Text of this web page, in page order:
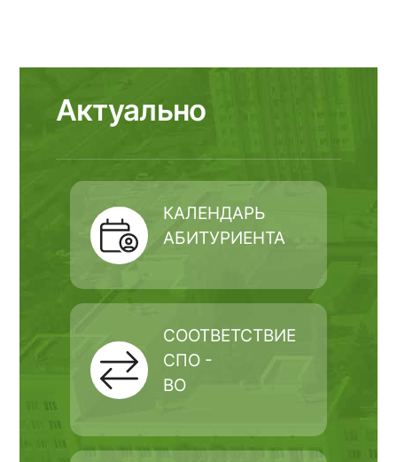
Актуально
КАЛЕНДАРЬ
АБИТУРИЕНТА
СООТВЕТСТВИЕ
СПО -
ВО